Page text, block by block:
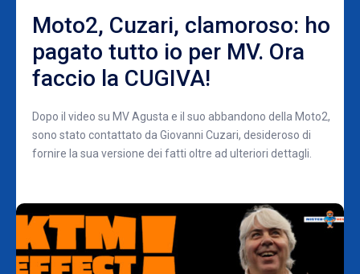
Moto2, Cuzari, clamoroso: ho
pagato tutto io per MV. Ora
faccio la CUGIVA!
Dopo il video su MV Agusta e il suo abbandono della Moto2,
sono stato contattato da Giovanni Cuzari, desideroso di
fornire la sua versione dei fatti oltre ad ulteriori dettagli.